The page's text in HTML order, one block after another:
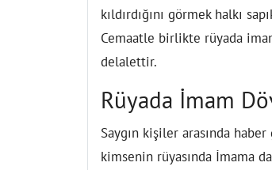
kıldırdığını görmek halkı
Cemaatle birlikte rüyada
delalettir.
Rüyada İmam
Saygın kişiler arasında
kimsenin rüyasında İmama